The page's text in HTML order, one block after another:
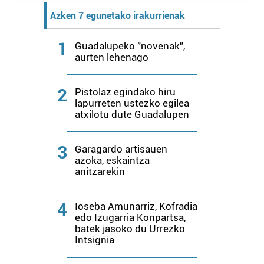
teknologia erabiliz, cookieak adibidez, iragarki eta eduki
neurtzeko, jendeari buruzko informazioa biltzeko eta
produktuak garatzeko. Zure datuak nork eta zertarako
erabiltzen dituen hauta dezakezu.
Bazkide batzuek ez dizute baimenik eskatzen, eta beren
interes komertzial legitimoetan babesten dira. Ikusi gure
bazkideen zerrenda, beren ustez zein helburutarako
duten interes legitimoa eta horren aurka nola egin
dezakezun ikusteko.
Lortu zure datu pertsonalak prozesatzeko moduari
buruzko informazio gehiago eta ezarri zure lehentasunak
datuen atalean. Edozein unetan alda edo ken dezakezu
zure baimena Cookieen adierazpenean.
Webgune honek cookie propioak eta hirugarrenen cookie-
Azken 7 egunetako irakurrienak
1
Guadalupeko "novenak",
aurten lehenago
2
Pistolaz egindako hiru
lapurreten ustezko egilea
atxilotu dute Guadalupen
3
Garagardo artisauen
azoka, eskaintza
anitzarekin
4
Ioseba Amunarriz, Kofradia
edo Izugarria Konpartsa,
batek jasoko du Urrezko
Intsignia